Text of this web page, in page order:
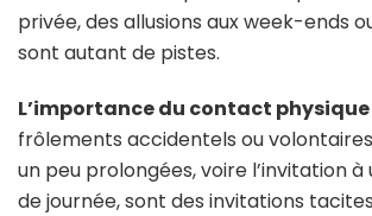
privée, des allusions aux week-ends
sont autant de pistes.
L’importance du contact physique
frôlements accidentels ou
un peu prolongées, voire l’invitation
de journée, sont des invitations